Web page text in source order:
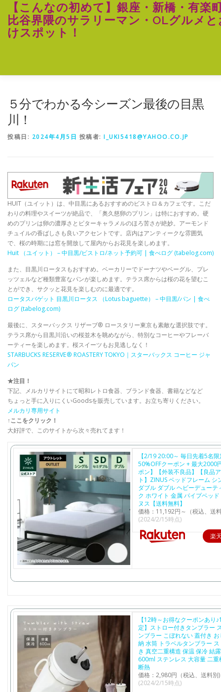
キ
【こんなの初めて】銀座・新橋・有楽
比谷界隈のサラリーマン・OLグルメ
けスポット！
５分でわかる今シーズン最後の目黒
川！
投稿日: 2024年4月5日 投稿者: I_UKI5418@YAHOO.CO.JP
HUIT（ユイット）は、中目黒にあるおすすめのビストロ＆カフェです。こだ
わりの料理やスイーツが絶品で、「奥久慈卵のプリン」は特におすすめ。硬
めのプリンは卵の濃厚さとビターキャラメルのほろ苦さが絶妙。アーモンド
チュイルの香ばしさも良いアクセントです。店内はアンティークな雰囲気
で、桜の時期には窓を開放して屋内からお花見を楽しめます。
Huit （ユイット） – 中目黒/ビストロ/ネット予約可 | 食べログ (tabelog.com)
また、目黒川ロータスもおすすめ。ベーカリーでドーナツやベーグル、プレ
ッツェルなど種類豊富なパンが楽しめます。テラス席からは桜の花を望むこ
とができ、サクッと花見を楽しむのに最適です。
ロータスバゲット 目黒川ロータス （Lotus baguette） – 中目黒/パン | 食べ
ログ (tabelog.com)
最後に、スターバックス リザーブ® ロースタリー東京も素敵な選択肢です。
テラス席から目黒川沿いの桜並木を眺めながら、特別なコーヒーやフレーバ
ーティーを楽しめます。桜スイーツもお見逃しなく！
STARBUCKS RESERVE® ROASTERY TOKYO｜スターバックス コーヒー ジャ
パン
★注目！
下記、メルカリサイトにて昭和レトロ食器、ブランド食器、書籍などなど
ちょっと手に入りにくいGoodsを販売しています。お立ち寄りください。
メルカリ専用サイト
↑ここをクリック！
大好評で、このサイトから次々売れてます！
【2/19 20:00～ 毎日先着5名
50%OFFクーポン + 最大2000
ポン】【外装不良品】【良品
ト】ZINUS ベッドフレーム シ
ダブル ダブル ヘビーデューテ
ク ホワイト 金属 パイプベッ
ヌス【送料無料】
価格：11,192円～（税込、送
(2024/2/15時点)
楽
【12時～お得なクーポンあり
定】ストロー付きタンブラー
ンブラー こぼれない 蓋付き
納 水筒 トラベルタンブラー
き 真空二重構造 保温 保冷 結
600ml ステンレス 大容量 二重
断熱
価格：2,980円（税込、送料別)
(2024/2/15時点)